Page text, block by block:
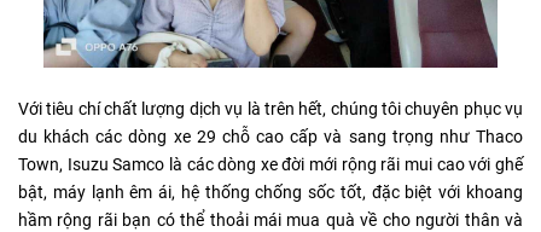
Với tiêu chí chất lượng dịch vụ là trên hết, chúng tôi chuyên phục vụ
du khách các dòng xe 29 chỗ cao cấp và sang trọng như Thaco
Town, Isuzu Samco là các dòng xe đời mới rộng rãi mui cao với ghế
bật, máy lạnh êm ái, hệ thống chống sốc tốt, đặc biệt với khoang
hầm rộng rãi bạn có thể thoải mái mua quà về cho người thân và